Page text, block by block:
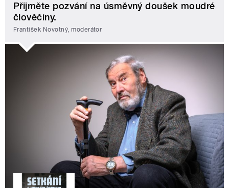
Přijměte pozvání na úsměvný doušek moudré
člověčiny.
František Novotný, moderátor